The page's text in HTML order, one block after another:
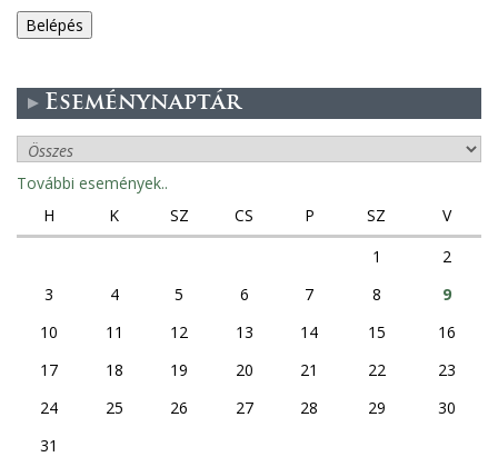
e
e
s
Eseménynaptár
További események..
H
K SZ CS P SZ
V
1
2
3
4 5 6 7 8
9
10
11 12 13 14 15
16
17
18 19 20 21 22
23
24
25 26 27 28 29
30
31